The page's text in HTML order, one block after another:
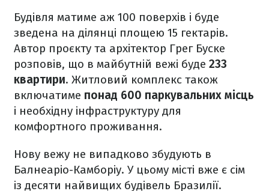
Будівля матиме аж 100 поверхів і буде
зведена на ділянці площею 15 гектарів.
Автор проєкту та архітектор Грег Буске
розповів, що в майбутній вежі буде 233
квартири. Житловий комплекс також
включатиме понад 600 паркувальних місць
і необхідну інфраструктуру для
комфортного проживання.
Нову вежу не випадково збудують в
Балнеаріо-Камборіу. У цьому місті вже є сім
із десяти найвищих будівель Бразилії.